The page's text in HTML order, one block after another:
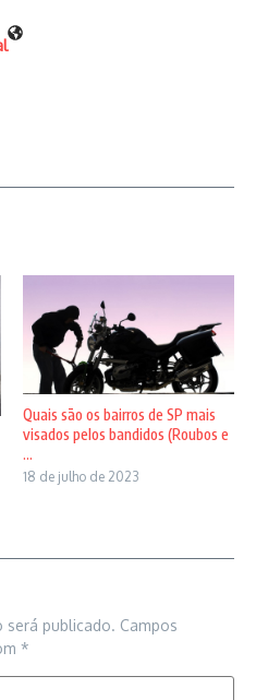
Quais são os bairros de SP mais
visados pelos bandidos (Roubos e
...
18 de julho de 2023
será publicado. Campos
*